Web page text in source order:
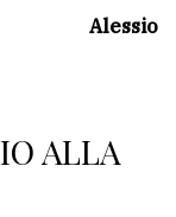
Alessio
ALLA